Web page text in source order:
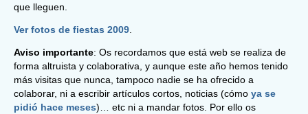
que lleguen.
Ver fotos de fiestas 2009
Aviso importante: Os recordamos que está web se realiza de
forma altruista y colaborativa, y aunque este año hemos tenido
más visitas que nunca, tampoco nadie se ha ofrecido a
colaborar, ni a escribir artículos cortos, noticias (cómo ya se
pidió hace meses)… etc ni a mandar fotos. Por ello os